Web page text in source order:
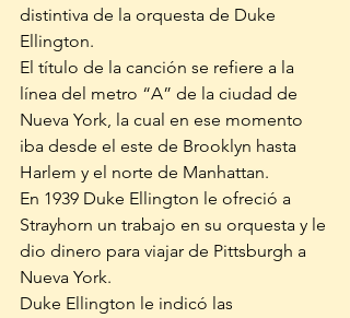
distintiva de la orquesta de Duke
Ellington.
El título de la canción se refiere a la
línea del metro “A” de la ciudad de
Nueva York, la cual en ese momento
iba desde el este de Brooklyn hasta
Harlem y el norte de Manhattan.
En 1939 Duke Ellington le ofreció a
Strayhorn un trabajo en su orquesta y le
dio dinero para viajar de Pittsburgh a
Nueva York.
Duke Ellington le indicó las